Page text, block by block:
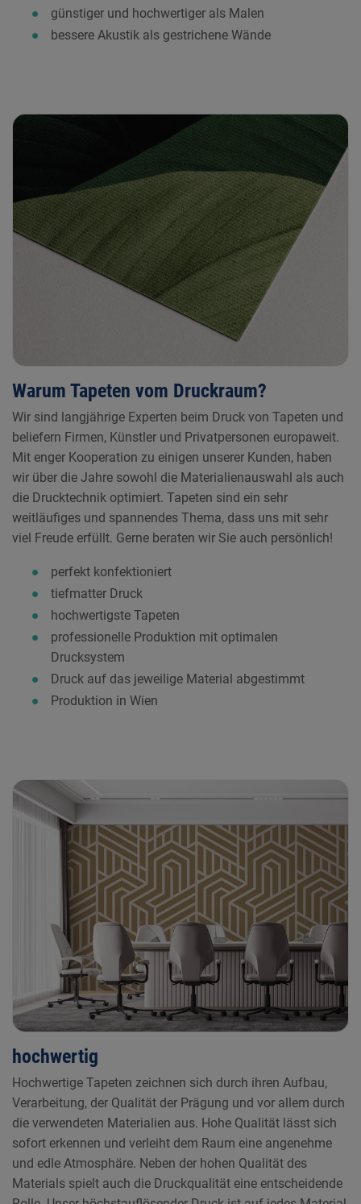
günstiger und hochwertiger als Malen
bessere Akustik als gestrichene Wände
Warum Tapeten vom Druckraum?
Wir sind langjährige Experten beim Druck von Tapeten und
beliefern Firmen, Künstler und Privatpersonen europaweit.
Mit enger Kooperation zu einigen unserer Kunden, haben
wir über die Jahre sowohl die Materialienauswahl als auch
die Drucktechnik optimiert. Tapeten sind ein sehr
weitläufiges und spannendes Thema, dass uns mit sehr
viel Freude erfüllt. Gerne beraten wir Sie auch persönlich!
perfekt konfektioniert
tiefmatter Druck
hochwertigste Tapeten
professionelle Produktion mit optimalen
Drucksystem
Druck auf das jeweilige Material abgestimmt
Produktion in Wien
hochwertig
Hochwertige Tapeten zeichnen sich durch ihren Aufbau,
Verarbeitung, der Qualität der Prägung und vor allem durch
die verwendeten Materialien aus. Hohe Qualität lässt sich
sofort erkennen und verleiht dem Raum eine angenehme
und edle Atmosphäre. Neben der hohen Qualität des
Materials spielt auch die Druckqualität eine entscheidende